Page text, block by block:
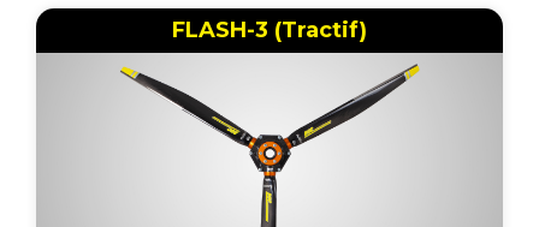
FLASH-3 (Tractif)